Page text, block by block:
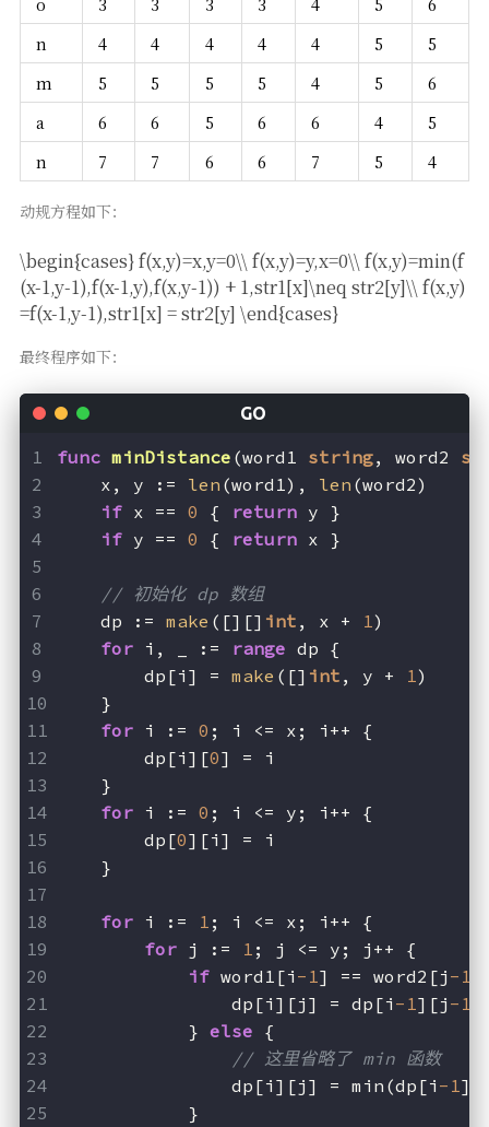
n
4 4 4 4 4 5
5
m
5 5 5 5 4 5
6
a
6 6 5 6 6 4
5
n
7 7 6 6 7 5 4
动规方程如下：
\begin{cases} f(x,y)=x,y=0\\ f(x,y)=y,x=0\\ f(x,y)=min(f
(x-1,y-1),f(x-1,y),f(x,y-1)) + 1,str1[x]\neq str2[y]\\ f(x,y)
=f(x-1,y-1),str1[x] = str2[y] \end{cases}
最终程序如下：
func minDistance (word1 string, word2
    x, y :=
len (word1), len (word2)
if x == 0 { return y }
if y == 0 { return x }
// 初始化 dp 数组
    dp :=
make ([][] int , x + 1 )
for i, _ := range dp {
        dp[i] =
make ([] int , y + 1 )
    }
for i := 0 ; i <= x; i++ {
        dp[i][
0] = i
    }
for i := 0 ; i <= y; i++ {
        dp[
0][i] = i
    }
for i := 1 ; i <= x; i++ {
for j := 1 ; j <= y; j++ {
if word1[i -1 ] == word2[j -1
                dp[i][j] = dp[i
-1 ][j -1
            }
else {
// 这里省略了 min 函数
                dp[i][j] = min(dp[i
-1
            }